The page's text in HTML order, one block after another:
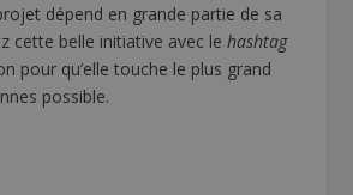
dépend en grande partie de sa
cette belle initiative avec lehashtag
pour qu’elle touche le plus grand
possible.